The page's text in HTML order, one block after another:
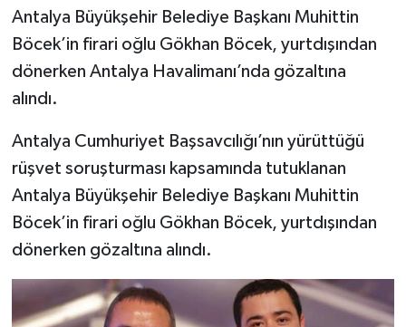
Antalya Büyükşehir Belediye Başkanı Muhittin
Böcek’in firari oğlu Gökhan Böcek, yurtdışından
dönerken Antalya Havalimanı’nda gözaltına
alındı.
Antalya Cumhuriyet Başsavcılığı’nın yürüttüğü
rüşvet soruşturması kapsamında tutuklanan
Antalya Büyükşehir Belediye Başkanı Muhittin
Böcek’in firari oğlu Gökhan Böcek, yurtdışından
dönerken gözaltına alındı.